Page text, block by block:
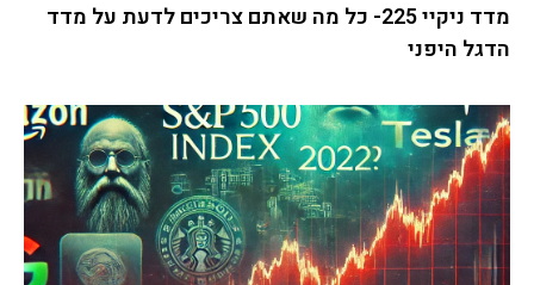
מדד ניקיי 225- כל מה שאתם צריכים לדעת על מדד
הדגל היפני